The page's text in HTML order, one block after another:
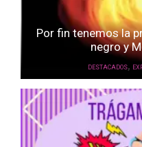
Por fin tenemos la
negro y
DESTACADOS,